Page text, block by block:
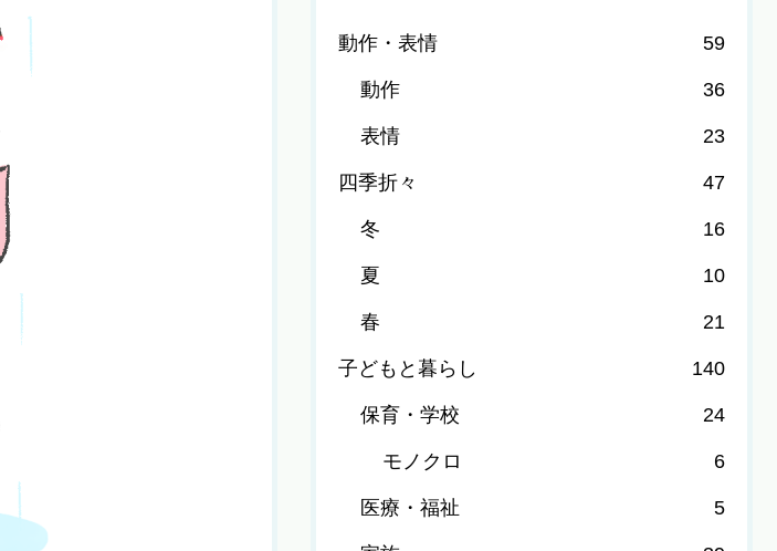
動作・表情 59
動作 36
表情 23
四季折々 47
冬 16
夏 10
春 21
子どもと暮らし 140
保育・学校 24
モノクロ 6
医療・福祉 5